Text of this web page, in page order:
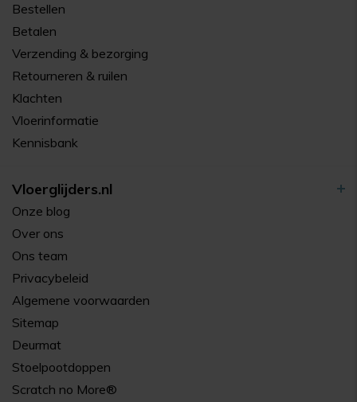
Bestellen
Betalen
Verzending & bezorging
Retourneren & ruilen
Klachten
Vloerinformatie
Kennisbank
Vloerglijders.nl
Onze blog
Over ons
Ons team
Privacybeleid
Algemene voorwaarden
Sitemap
Deurmat
Stoelpootdoppen
Scratch no More®